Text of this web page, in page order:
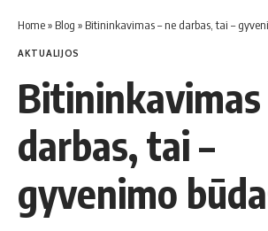
Home» Blog » Bitininkavimas – ne darbas, tai –
AKTUALIJOS
Bitininkavimas
darbas, tai –
gyvenimo